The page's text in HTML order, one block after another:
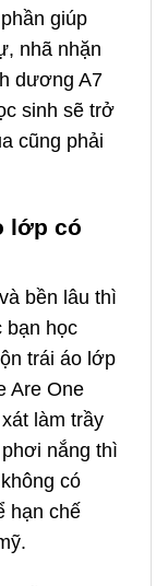
giúp
nhã nhặn
dương A7
sinh sẽ trở
cũng phải
lớp có
bền lâu thì
bạn học
trái áo lớp
Are One
làm trầy
nắng thì
có
hạn chế